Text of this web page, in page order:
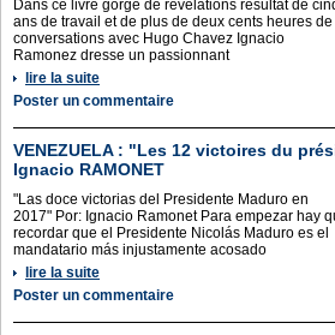
Dans ce livre gorgé de révélations résultat de
ans de travail et de plus de deux cents heures de
conversations avec Hugo Chavez Ignacio
Ramonez dresse un passionnant
lire la suite
Poster un commentaire
VENEZUELA : "Les 12 victoires du
Ignacio RAMONET
"Las doce victorias del Presidente Maduro en
2017" Por: Ignacio Ramonet Para empezar hay
recordar que el Presidente Nicolás Maduro es el
mandatario más injustamente acosado
lire la suite
Poster un commentaire